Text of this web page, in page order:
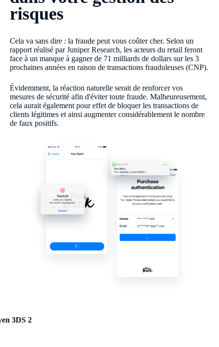
risques
Cela va sans dire : la fraude peut vous coûter cher. Selon un
rapport réalisé par Juniper Research, les acteurs du retail feront
face à un manque à gagner de 71 milliards de dollars sur les 3
prochaines années en raison de transactions frauduleuses (CNP).
Évidemment, la réaction naturelle serait de renforcer vos
mesures de sécurité afin d'éviter toute fraude. Malheureusement,
cela aurait également pour effet de bloquer les transactions de
clients légitimes et ainsi augmenter considérablement le nombre
de faux positifs.
3DS 2